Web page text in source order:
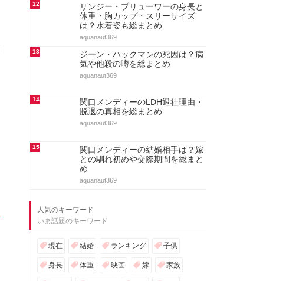
12
リンジー・ブリューワーの身長と
体重・胸カップ・スリーサイズ
は？水着姿も総まとめ
aquanaut369
13
ジーン・ハックマンの死因は？病
気や他殺の噂を総まとめ
aquanaut369
14
関口メンディーのLDH退社理由・
脱退の真相を総まとめ
aquanaut369
15
関口メンディーの結婚相手は？嫁
との馴れ初めや交際期間を総まと
め
aquanaut369
人気のキーワード
いま話題のキーワード
現在 結婚 ランキング 子供
身長 体重 映画 嫁 家族